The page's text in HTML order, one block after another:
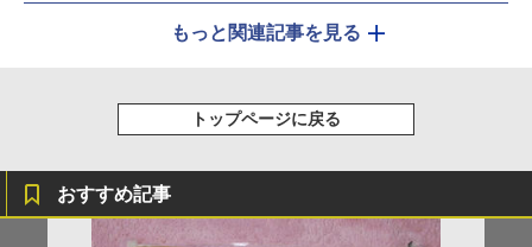
もっと関連記事を見る
トップページに戻る
おすすめ記事